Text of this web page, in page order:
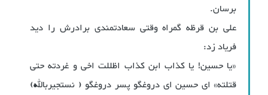
برسان.
علی بن قرظه گمراه وقتی سعادتمندی برادرش را دید
فریاد زد:
«یا حسین! یا کذاب ابن کذاب اظللت اخی و غردته حتی
قتلته» ای حسین ای دروغگو پسر دروغگو ( نستجیربالله)